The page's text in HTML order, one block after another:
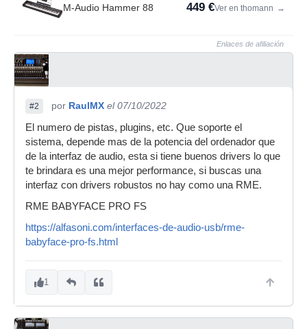
M-Audio Hammer 88 449 €Ver en thomann →
Enlaces de afiliación
#2 por RaulMX el 07/10/2022
El numero de pistas, plugins, etc. Que soporte el
sistema, depende mas de la potencia del ordenador que
de la interfaz de audio, esta si tiene buenos drivers lo que
te brindara es una mejor performance, si buscas una
interfaz con drivers robustos no hay como una RME.
RME BABYFACE PRO FS
https://alfasoni.com/interfaces-de-audio-usb/rme-
babyface-pro-fs.html
1